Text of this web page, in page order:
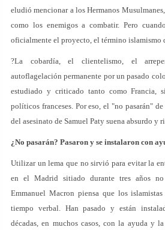
eludió mencionar a los Hermanos
como los enemigos a combatir. Pero
oficialmente el proyecto, el término islamismo
?La cobardía, el clientelismo, el
autoflagelación permanente por un pasado
estudiado y criticado tanto como Francia,
políticos franceses. Por eso, el "no pasarán"
del asesinato de Samuel Paty suena absurdo y
¿No pasarán? Pasaron y se instalaron con
Utilizar un lema que no sirvió para evitar la
en el Madrid sitiado durante tres años
Emmanuel Macron piensa que los
tiempo verbal. Han pasado y están
décadas, en muchos casos, con la ayuda y